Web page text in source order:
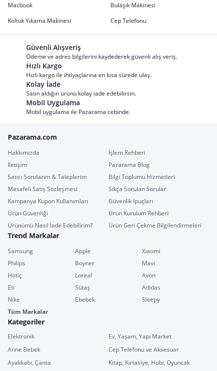
Macbook
Bulaşık Makinesi
Koltuk Yıkama Makinesi
Cep Telefonu
Güvenli Alışveriş
Ödeme ve adres bilgilerini kaydederek güvenli alış veriş.
Hızlı Kargo
Hızlı kargo ile ihtiyaçlarına en kısa sürede ulaş.
Kolay İade
Satın aldığın ürünü kolay iade edebilirsin.
Mobil Uygulama
Mobil uygulama ile Pazarama cebinde.
Pazarama.com
Hakkımızda
İşlem Rehberi
İletişim
Pazarama Blog
Satıcı Sorularım & Taleplerim
Bilgi Toplumu Hizmetleri
Mesafeli Satış Sözleşmesi
Sıkça Sorulan Sorular
Kampanya Kupon Kullanımları
Güvenlik İpuçları
Ürün Güvenliği
Ürün Kurulum Rehberi
Ürünümü Nasıl İade Edebilirim?
Ürün Geri Çekme Bilgilendirmeleri
Trend Markalar
Samsung Apple
Xiaomi
Philips
Boyner
Mavi
Hotiç
Loreal
Avon
Eti
Sütaş
Adidas
Nike
Ebebek
Sleepy
Tüm Markalar
Kategoriler
Elektronik
Ev, Yaşam, Yapı Market
Anne Bebek
Cep Telefonu ve Aksesuar
Ayakkabı, Çanta
Kitap, Kırtasiye, Hobi, Oyuncak